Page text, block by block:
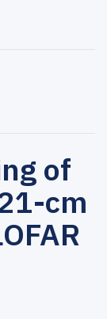
of
cm